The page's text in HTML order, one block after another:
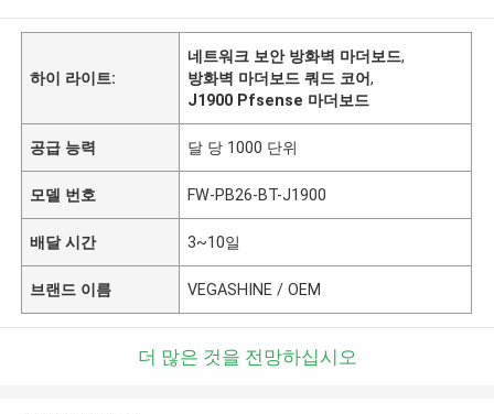
하이 라이트:
네트워크 보안 방화벽 마더보드,
방화벽 마더보드 쿼드 코어,
J1900 Pfsense 마더보드
공급 능력 달 당 1000 단위
모델 번호 FW-PB26-BT-J1900
배달 시간 3~10일
브랜드 이름 VEGASHINE / OEM
더 많은 것을 전망하십시오